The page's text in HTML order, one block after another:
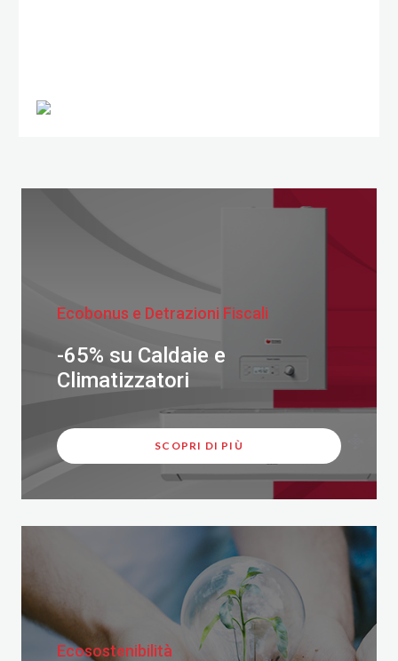
Ecobonus e Detrazioni Fiscali
-65% su Caldaie e
Climatizzatori
SCOPRI DI PIÙ
Ecosostenibilità